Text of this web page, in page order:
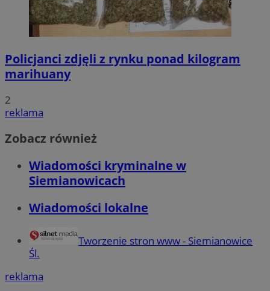
Policjanci zdjęli z rynku ponad kilogram
marihuany
2
reklama
Zobacz również
Wiadomości kryminalne w
Siemianowicach
Wiadomości lokalne
Tworzenie stron www - Siemianowice
Śl.
reklama